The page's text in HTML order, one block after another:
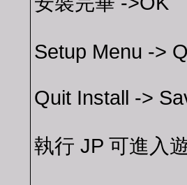
Setup Menu ->
Quit Install ->
執行 JP 可進入